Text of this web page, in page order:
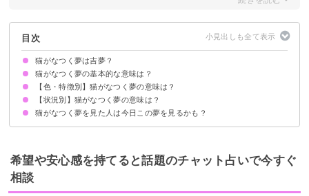
目次
猫がなつく夢は吉夢？
猫がなつく夢の基本的な意味は？
対人運の上昇を暗示
色・特徴/状況で意味が決まる
【色・特徴別】猫がなつく夢の意味は？
茶トラがなつく夢【吉夢】
キジトラがなつく夢【吉夢】
野良猫がなつく夢【警告夢】
白猫がなつく夢【吉夢】
黒猫がなつく夢【吉夢】
【状況別】猫がなつく夢の意味は？
猫がなついて甘えてくる夢【警告夢】
なついた猫を抱っこする夢【吉夢】
なついた猫をなでる夢【吉夢】
なついた猫がすり寄ってくる夢【吉夢】
なついた猫と遊ぶ夢【吉夢】
なついた猫と寝る夢【警告夢】
猫がなつく夢を見た人は今日この夢を見るかも？
お菓子をもらう夢
友達が結婚する夢
麺類を食べる夢
希望や安心感を持てると話題のチャット占いで今すぐ
相談